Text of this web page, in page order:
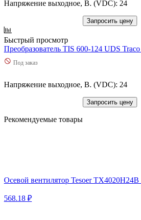
Напряжение выходное, В. (VDC): 24
Запросить цену
Быстрый просмотр
Преобразователь TIS 600-124 UDS
Под заказ
Напряжение выходное, В. (VDC): 24
Запросить цену
Рекомендуемые товары
Осевой вентилятор Tesoer
568.18 ₽